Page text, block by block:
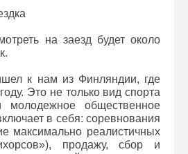
на заезд будет около
к нам из Финляндии, где
Это не только вид спорта
общественное
в себя: соревнования
максимально реалистичных
продажу, сбор и